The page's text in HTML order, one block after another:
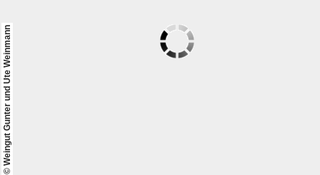
Veranstaltungen
© Weingut Gunter und Ute Weinmann